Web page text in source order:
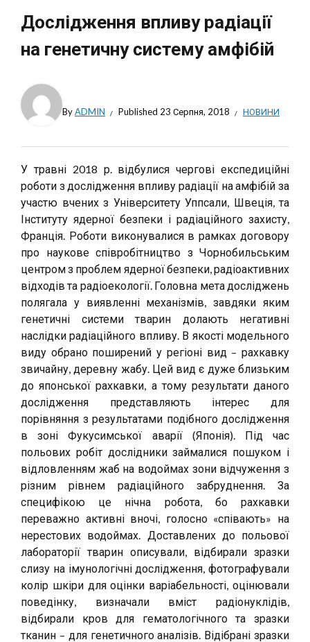
Дослідження впливу радіації
на генетичну систему амфібій
ByADMIN Published 23 Серпня, 2018 НОВИНИ
У травні 2018 р. відбулися чергові експедиційні
роботи з дослідження впливу радіації на амфібій за
участю вчених з Університету Уппсали, Швеція, та
Інституту ядерної безпеки і радіаційного захисту,
Франція. Роботи виконувалися в рамках договору
про наукове співробітництво з Чорнобильським
центром з проблем ядерної безпеки, радіоактивних
відходів та радіоекології. Головна мета досліджень
полягала у виявленні механізмів, завдяки яким
генетичні системи тварин долають негативні
наслідки радіаційного впливу. В якості модельного
виду обрано поширений у регіоні вид – рахкавку
звичайну, деревну жабу. Цей вид є дуже близьким
до японської рахкавки, а тому результати даного
дослідження представляють інтерес для
порівняння з результатами подібного дослідження
в зоні Фукусимської аварії (Японія). Під час
польових робіт дослідники займалися пошуком і
відловленням жаб на водоймах зони відчуження з
різним рівнем радіаційного забруднення. За
специфікою це нічна робота, бо рахкавки
переважно активні вночі, голосно «співають» на
нерестових водоймах. Доставлених до польової
лабораторії тварин описували, відбирали зразки
слизу на імунологічні дослідження, фотографували
колір шкіри для оцінки варіабельності, оцінювали
поведінку, визначали вміст радіонуклідів,
відбирали кров для гематологічного та зразки
тканин – для генетичного аналізів. Відібрані зразки